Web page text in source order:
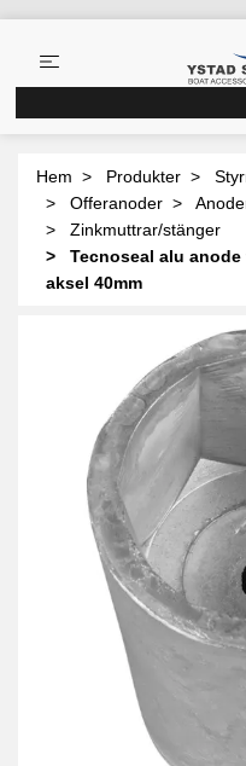
Hem Produkter
Offeranoder
Zinkmuttrar/stänger
Tecnoseal alu
aksel 40mm